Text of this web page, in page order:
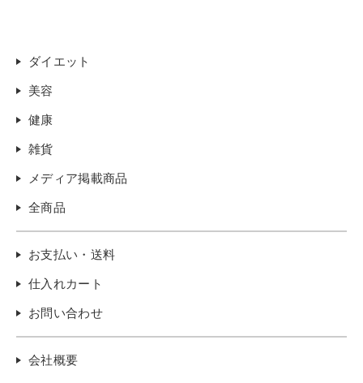
ダイエット
美容
健康
雑貨
メディア掲載商品
全商品
お支払い・送料
仕入れカート
お問い合わせ
会社概要